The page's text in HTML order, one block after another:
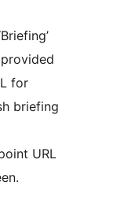
for
briefing
URL